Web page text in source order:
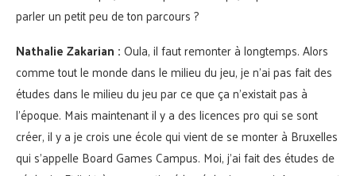
parler un petit peu de ton parcours ?
Nathalie Zakarian :Oula, il faut remonter à longtemps. Alors
comme tout le monde dans le milieu du jeu, je n’ai pas fait des
études dans le milieu du jeu par ce que ça n’existait pas à
l’époque. Mais maintenant il y a des licences pro qui se sont
créer, il y a je crois une école qui vient de se monter à Bruxelles
qui s’appelle Board Games Campus. Moi, j’ai fait des études de